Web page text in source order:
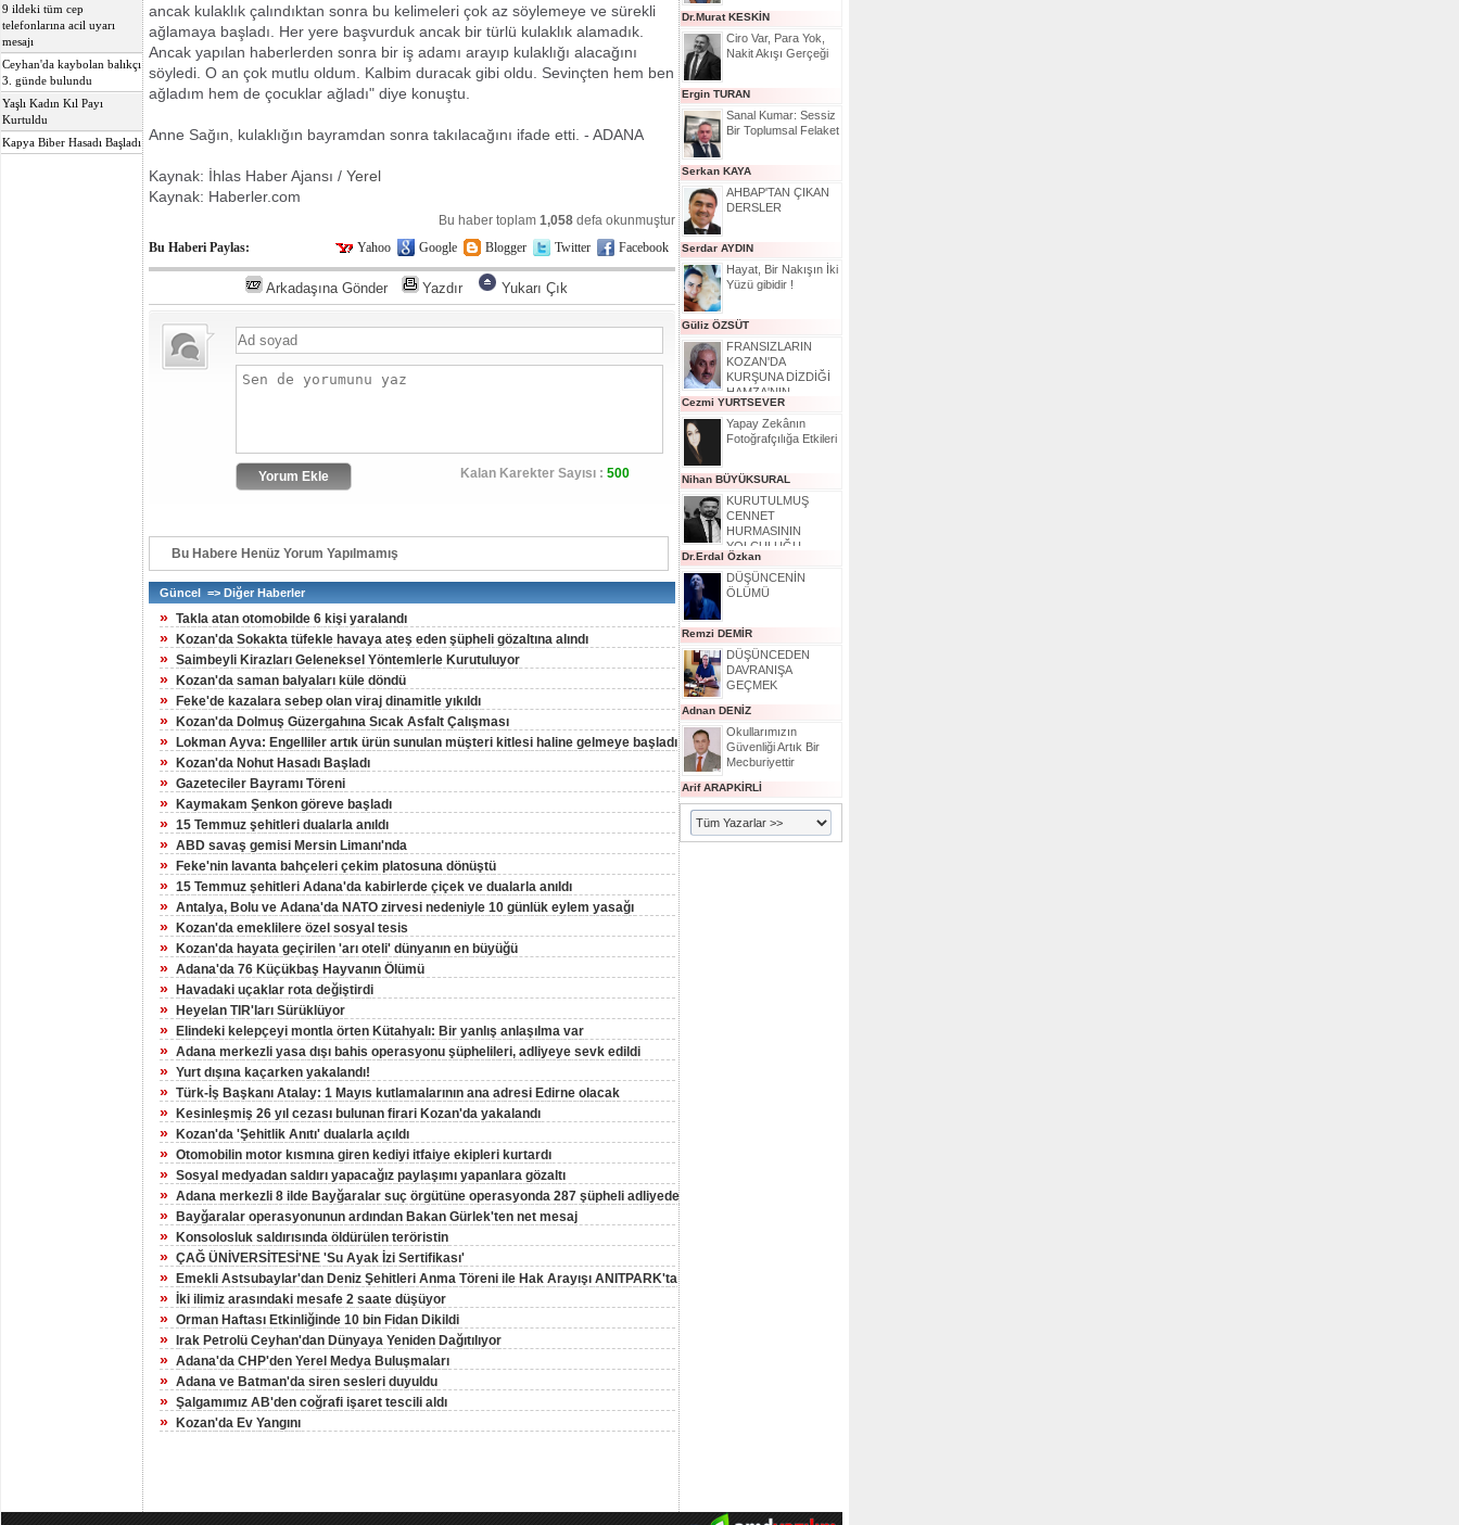
9 ildeki tüm cep
telefonlarına acil uyarı
mesajı
Ceyhan'da kaybolan balıkçı
3. günde bulundu
Yaşlı Kadın Kıl Payı
Kurtuldu
Kapya Biber Hasadı Başladı
ancak kulaklık çalındıktan sonra bu kelimeleri çok az söylemeye ve sürekli
ağlamaya başladı. Her yere başvurduk ancak bir türlü kulaklık alamadık.
Ancak yapılan haberlerden sonra bir iş adamı arayıp kulaklığı alacağını
söyledi. O an çok mutlu oldum. Kalbim duracak gibi oldu. Sevinçten hem ben
ağladım hem de çocuklar ağladı" diye konuştu.
Anne Sağın, kulaklığın bayramdan sonra takılacağını ifade etti. - ADANA
Kaynak: İhlas Haber Ajansı / Yerel
Kaynak: Haberler.com
Bu haber toplam 1,058 defa okunmuştur
Bu Haberi Paylas:
Yahoo Google Blogger Twitter Facebook
Arkadaşına Gönder Yazdır Yukarı Çık
Kalan Karekter Sayısı : 500
Bu Habere Henüz Yorum Yapılmamış
Güncel => Diğer Haberler
» Takla atan otomobilde 6 kişi yaralandı
» Kozan'da Sokakta tüfekle havaya ateş eden şüpheli gözaltına alındı
» Saimbeyli Kirazları Geleneksel Yöntemlerle Kurutuluyor
» Kozan'da saman balyaları küle döndü
» Feke'de kazalara sebep olan viraj dinamitle yıkıldı
» Kozan'da Dolmuş Güzergahına Sıcak Asfalt Çalışması
» Lokman Ayva: Engelliler artık ürün sunulan müşteri kitlesi haline gelmeye başladı
» Kozan'da Nohut Hasadı Başladı
» Gazeteciler Bayramı Töreni
» Kaymakam Şenkon göreve başladı
» 15 Temmuz şehitleri dualarla anıldı
» ABD savaş gemisi Mersin Limanı'nda
» Feke'nin lavanta bahçeleri çekim platosuna dönüştü
» 15 Temmuz şehitleri Adana'da kabirlerde çiçek ve dualarla anıldı
» Antalya, Bolu ve Adana'da NATO zirvesi nedeniyle 10 günlük eylem yasağı
» Kozan'da emeklilere özel sosyal tesis
» Kozan'da hayata geçirilen 'arı oteli' dünyanın en büyüğü
» Adana'da 76 Küçükbaş Hayvanın Ölümü
» Havadaki uçaklar rota değiştirdi
» Heyelan TIR'ları Sürüklüyor
» Elindeki kelepçeyi montla örten Kütahyalı: Bir yanlış anlaşılma var
» Adana merkezli yasa dışı bahis operasyonu şüphelileri, adliyeye sevk edildi
» Yurt dışına kaçarken yakalandı!
» Türk-İş Başkanı Atalay: 1 Mayıs kutlamalarının ana adresi Edirne olacak
» Kesinleşmiş 26 yıl cezası bulunan firari Kozan'da yakalandı
» Kozan'da 'Şehitlik Anıtı' dualarla açıldı
» Otomobilin motor kısmına giren kediyi itfaiye ekipleri kurtardı
» Sosyal medyadan saldırı yapacağız paylaşımı yapanlara gözaltı
» Adana merkezli 8 ilde Bayğaralar suç örgütüne operasyonda 287 şüpheli adliyede
» Bayğaralar operasyonunun ardından Bakan Gürlek'ten net mesaj
» Konsolosluk saldırısında öldürülen teröristin
» ÇAĞ ÜNİVERSİTESİ'NE 'Su Ayak İzi Sertifikası'
» Emekli Astsubaylar'dan Deniz Şehitleri Anma Töreni ile Hak Arayışı ANITPARK'ta
» İki ilimiz arasındaki mesafe 2 saate düşüyor
» Orman Haftası Etkinliğinde 10 bin Fidan Dikildi
» Irak Petrolü Ceyhan'dan Dünyaya Yeniden Dağıtılıyor
» Adana'da CHP'den Yerel Medya Buluşmaları
» Adana ve Batman'da siren sesleri duyuldu
» Şalgamımız AB'den coğrafi işaret tescili aldı
» Kozan'da Ev Yangını
Dr.Murat KESKİN
Ciro Var, Para Yok,
Nakit Akışı Gerçeği
Ergin TURAN
Sanal Kumar: Sessiz
Bir Toplumsal Felaket
Serkan KAYA
AHBAP'TAN ÇIKAN
DERSLER
Serdar AYDIN
Hayat, Bir Nakışın İki
Yüzü gibidir !
Güliz ÖZSÜT
FRANSIZLARIN
KOZAN'DA
KURŞUNA DİZDİĞİ
HAMZA'NIN
HİKAYESİ
Cezmi YURTSEVER
Yapay Zekânın
Fotoğrafçılığa Etkileri
Nihan BÜYÜKSURAL
KURUTULMUŞ
CENNET
HURMASININ
YOLCULUĞU
Dr.Erdal Özkan
DÜŞÜNCENİN
ÖLÜMÜ
Remzi DEMİR
DÜŞÜNCEDEN
DAVRANIŞA
GEÇMEK
Adnan DENİZ
Okullarımızın
Güvenliği Artık Bir
Mecburiyettir
Arif ARAPKİRLİ